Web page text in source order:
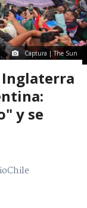
Captura | The Sun
Inglaterra
y se